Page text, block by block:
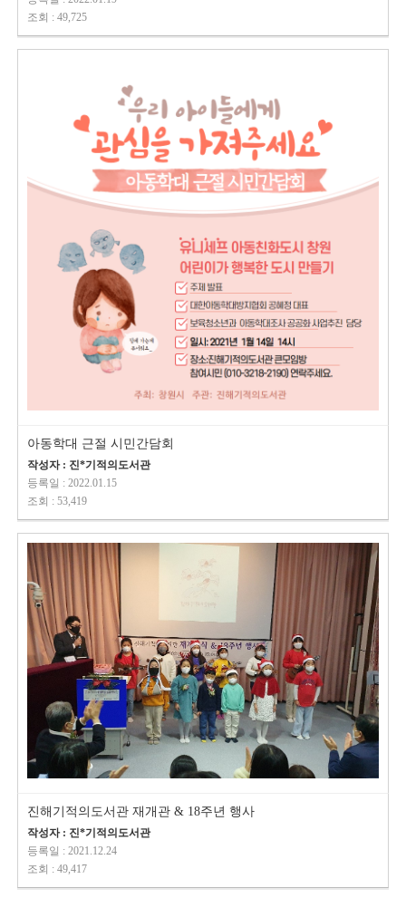
조회 : 49,725
아동학대 근절 시민간담회
작성자 : 진*기적의도서관
등록일 : 2022.01.15
조회 : 53,419
진해기적의도서관 재개관 & 18주년 행사
작성자 : 진*기적의도서관
등록일 : 2021.12.24
조회 : 49,417